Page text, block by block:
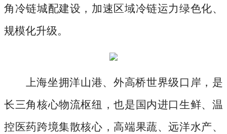
角冷链城配建设，加速区域冷链运力绿色化、
规模化升级。
上海坐拥洋山港、外高桥世界级口岸，是
长三角核心物流枢纽，也是国内进口生鲜、温
控医药跨境集散核心，高端果蔬、远洋水产、